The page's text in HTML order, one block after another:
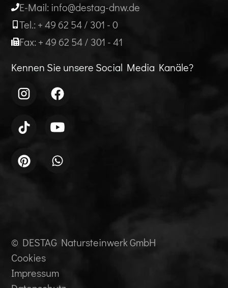
E-Mail: info@destag-dnw.de
Tel.: + 49 62 54 / 301 - 0
Fax: + 49 62 54 / 301 - 41
Kennen Sie unsere Social Media Kanäle?
© DESTAG Natursteinwerk GmbH
Cookies
Impressum